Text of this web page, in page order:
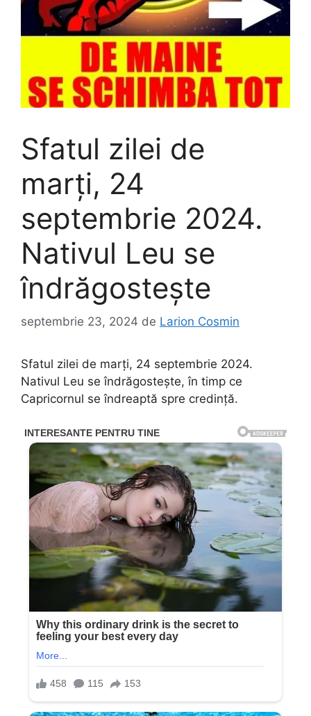
Sfatul zilei de
marți, 24
septembrie 2024.
Nativul Leu se
îndrăgostește
septembrie 23, 2024 de Larion Cosmin
Sfatul zilei de marți, 24 septembrie 2024.
Nativul Leu se îndrăgostește, în timp ce
Capricornul se îndreaptă spre credință.